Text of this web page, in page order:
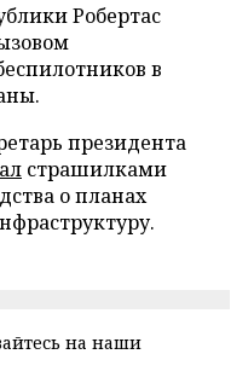
Робертас
в
президента
страшилками
о планах
на наши